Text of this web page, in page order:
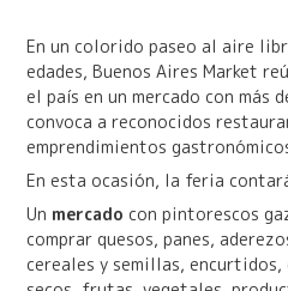
En un colorido paseo al aire
edades, Buenos Aires Market
el país en un mercado con más
convoca a reconocidos
emprendimientos
En esta ocasión, la feria
Un mercado con pintorescos
comprar quesos, panes,
cereales y semillas,